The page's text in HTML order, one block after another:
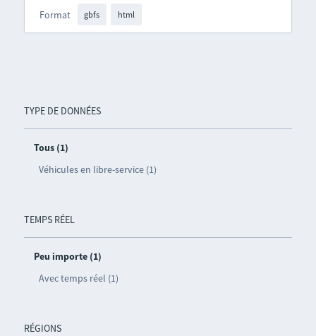
TYPE DE DONNÉES
Tous (1)
Véhicules en libre-service (1)
TEMPS RÉEL
Peu importe (1)
Avec temps réel (1)
RÉGIONS
Format gbfs html